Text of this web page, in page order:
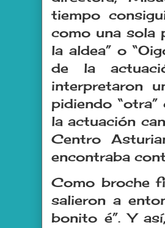
tiempo
como una sola
la aldea” o
de la
interpretaron
pidiendo
la actuación
Centro
encontraba
Como broche
salieron a
bonito é”. Y